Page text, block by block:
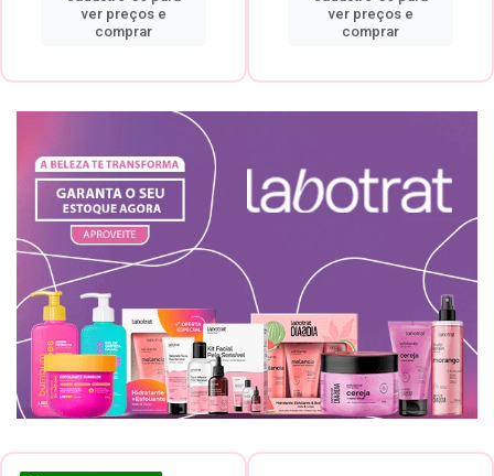
ver preços e
comprar
ver preços e
comprar